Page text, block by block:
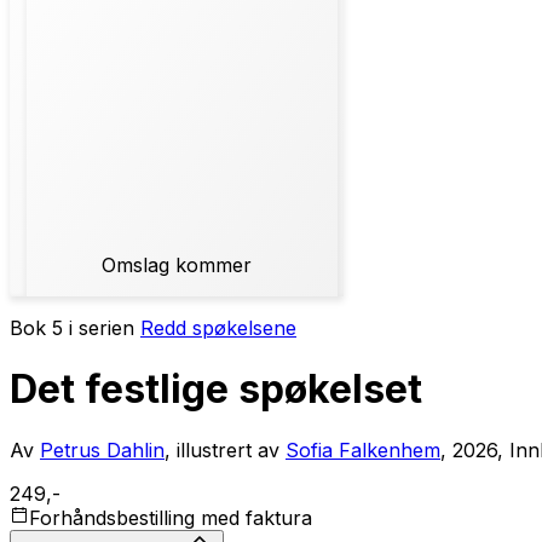
Omslag kommer
Bok 5 i serien Redd spøkelsene
Det festlige spøkelset
Av Petrus Dahlin, illustrert av Sofia Falkenhem, 2026,
249,-
Forhåndsbestilling med faktura